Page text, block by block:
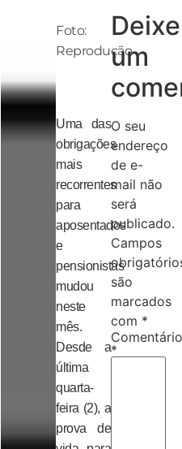
Foto:
Reprodução
Uma das
obrigações
mais
recorrentes
para
aposentados
e
pensionistas
mudou
neste
mês.
Desde a
última
quarta-
feira (2), a
prova de
Deixe
um
O seu
endereço
de e-
mail não
será
publicado.
Campos
são
marcados
com *
Comentário
*